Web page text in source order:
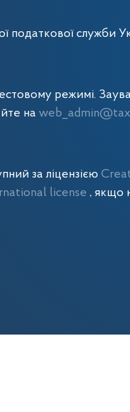
податкової служби
режимі.
на
за ліцензією
license , якщо